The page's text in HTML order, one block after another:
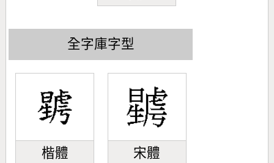
全字庫字型
楷體 宋體